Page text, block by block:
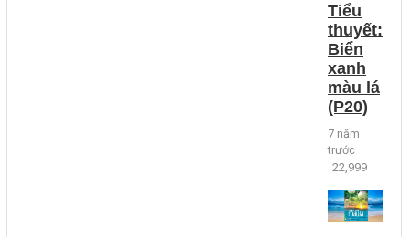
Tiểu
thuyết:
Biển
xanh
màu lá
(P20)
7 năm
trước
22,999